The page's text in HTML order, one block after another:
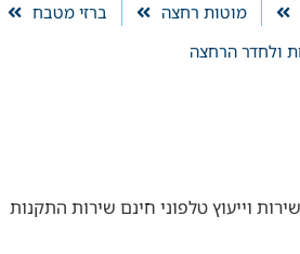
מוטות רחצה ברזי מטבח
ולחדר הרחצה
ייצור מקלחון בהתאמה אישית בזכוכית 6 מ"מ או 8 מ"מ פרזול איכותי שירות וייעוץ טלפוני חינם שירות התקנות